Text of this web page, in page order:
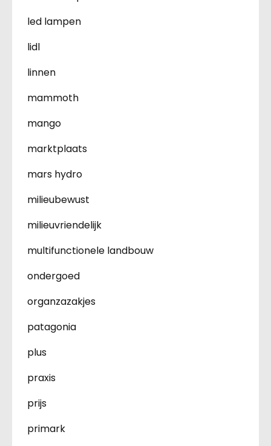
led lampen
lidl
linnen
mammoth
mango
marktplaats
mars hydro
milieubewust
milieuvriendelijk
multifunctionele landbouw
ondergoed
organzazakjes
patagonia
plus
praxis
prijs
primark